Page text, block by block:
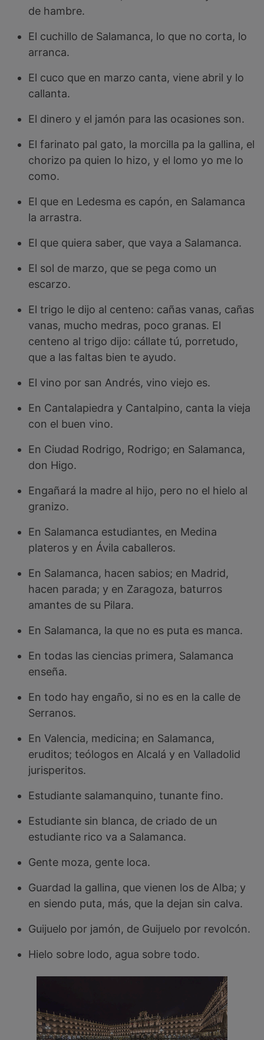
de hambre.
El cuchillo de Salamanca, lo que no corta, lo
arranca.
El cuco que en marzo canta, viene abril y lo
callanta.
El dinero y el jamón para las ocasiones son.
El farinato pal gato, la morcilla pa la gallina, el
chorizo pa quien lo hizo, y el lomo yo me lo
como.
El que en Ledesma es capón, en Salamanca
la arrastra.
El que quiera saber, que vaya a Salamanca.
El sol de marzo, que se pega como un
escarzo.
El trigo le dijo al centeno: cañas vanas, cañas
vanas, mucho medras, poco granas. El
centeno al trigo dijo: cállate tú, porretudo,
que a las faltas bien te ayudo.
El vino por san Andrés, vino viejo es.
En Cantalapiedra y Cantalpino, canta la vieja
con el buen vino.
En Ciudad Rodrigo, Rodrigo; en Salamanca,
don Higo.
Engañará la madre al hijo, pero no el hielo al
granizo.
En Salamanca estudiantes, en Medina
plateros y en Ávila caballeros.
En Salamanca, hacen sabios; en Madrid,
hacen parada; y en Zaragoza, baturros
amantes de su Pilara.
En Salamanca, la que no es puta es manca.
En todas las ciencias primera, Salamanca
enseña.
En todo hay engaño, si no es en la calle de
Serranos.
En Valencia, medicina; en Salamanca,
eruditos; teólogos en Alcalá y en Valladolid
jurisperitos.
Estudiante salamanquino, tunante fino.
Estudiante sin blanca, de criado de un
estudiante rico va a Salamanca.
Gente moza, gente loca.
Guardad la gallina, que vienen los de Alba; y
en siendo puta, más, que la dejan sin calva.
Guijuelo por jamón, de Guijuelo por revolcón.
Hielo sobre lodo, agua sobre todo.